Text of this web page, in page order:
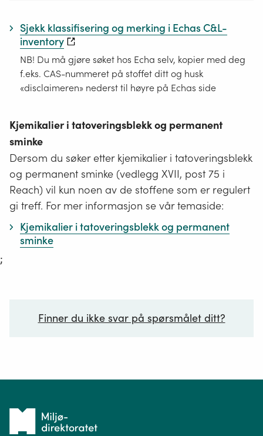
Sjekk klassifisering og merking i Echas C&L-
inventory
NB! Du må gjøre søket hos Echa selv, kopier med deg
f.eks. CAS-nummeret på stoffet ditt og husk
«disclaimeren» nederst til høyre på Echas side
Kjemikalier i tatoveringsblekk og permanent
sminke
Dersom du søker etter kjemikalier i tatoveringsblekk
og permanent sminke (vedlegg XVII, post 75 i
Reach) vil kun noen av de stoffene som er regulert
gi treff. For mer informasjon se vår temaside:
Kjemikalier i tatoveringsblekk og permanent
sminke
;
Finner du ikke svar på spørsmålet ditt?
Tilbake